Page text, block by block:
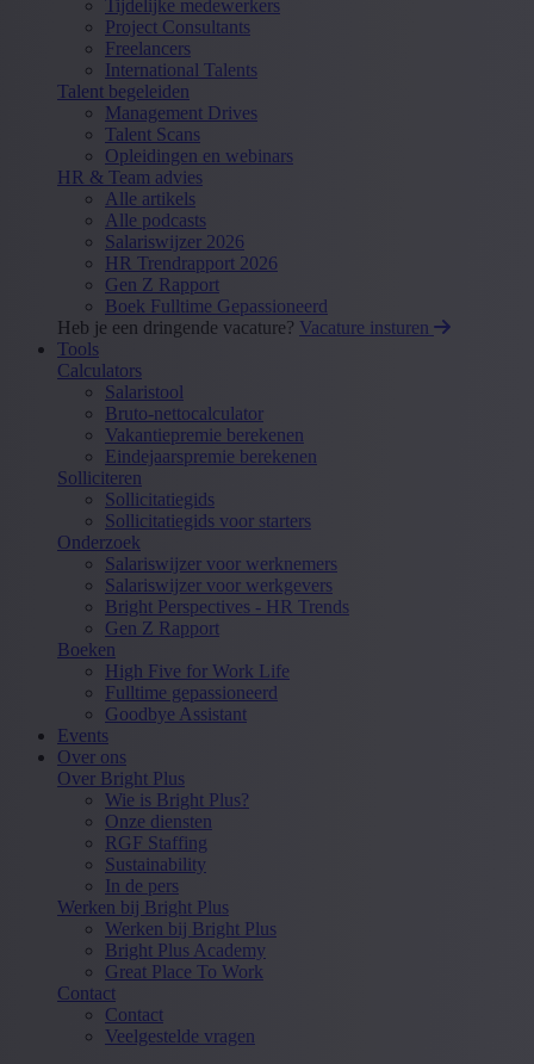
Tijdelijke medewerkers
Project Consultants
Freelancers
International Talents
Talent begeleiden
Management Drives
Talent Scans
Opleidingen en webinars
HR & Team advies
Alle artikels
Alle podcasts
Salariswijzer 2026
HR Trendrapport 2026
Gen Z Rapport
Boek Fulltime Gepassioneerd
Heb je een dringende vacature? Vacature insturen
Tools
Calculators
Salaristool
Bruto-nettocalculator
Vakantiepremie berekenen
Eindejaarspremie berekenen
Solliciteren
Sollicitatiegids
Sollicitatiegids voor starters
Onderzoek
Salariswijzer voor werknemers
Salariswijzer voor werkgevers
Bright Perspectives - HR Trends
Gen Z Rapport
Boeken
High Five for Work Life
Fulltime gepassioneerd
Goodbye Assistant
Events
Over ons
Over Bright Plus
Wie is Bright Plus?
Onze diensten
RGF Staffing
Sustainability
In de pers
Werken bij Bright Plus
Werken bij Bright Plus
Bright Plus Academy
Great Place To Work
Contact
Contact
Veelgestelde vragen